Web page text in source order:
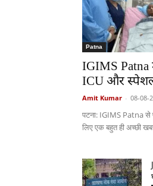
Patna
IGIMS Patna
ICU और
Amit Kumar - 08-08-
पटना: IGIMS Patna से
लिए एक बहुत ही अच्छी